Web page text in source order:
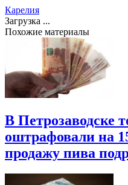
Карелия
Загрузка ...
Похожие материалы
В Петрозаводске
оштрафовали на
продажу пива